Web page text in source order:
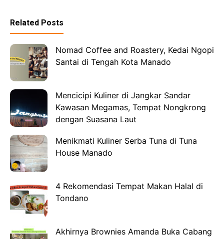
Related Posts
Nomad Coffee and Roastery, Kedai Ngopi
Santai di Tengah Kota Manado
Mencicipi Kuliner di Jangkar Sandar
Kawasan Megamas, Tempat Nongkrong
dengan Suasana Laut
Menikmati Kuliner Serba Tuna di Tuna
House Manado
4 Rekomendasi Tempat Makan Halal di
Tondano
Akhirnya Brownies Amanda Buka Cabang